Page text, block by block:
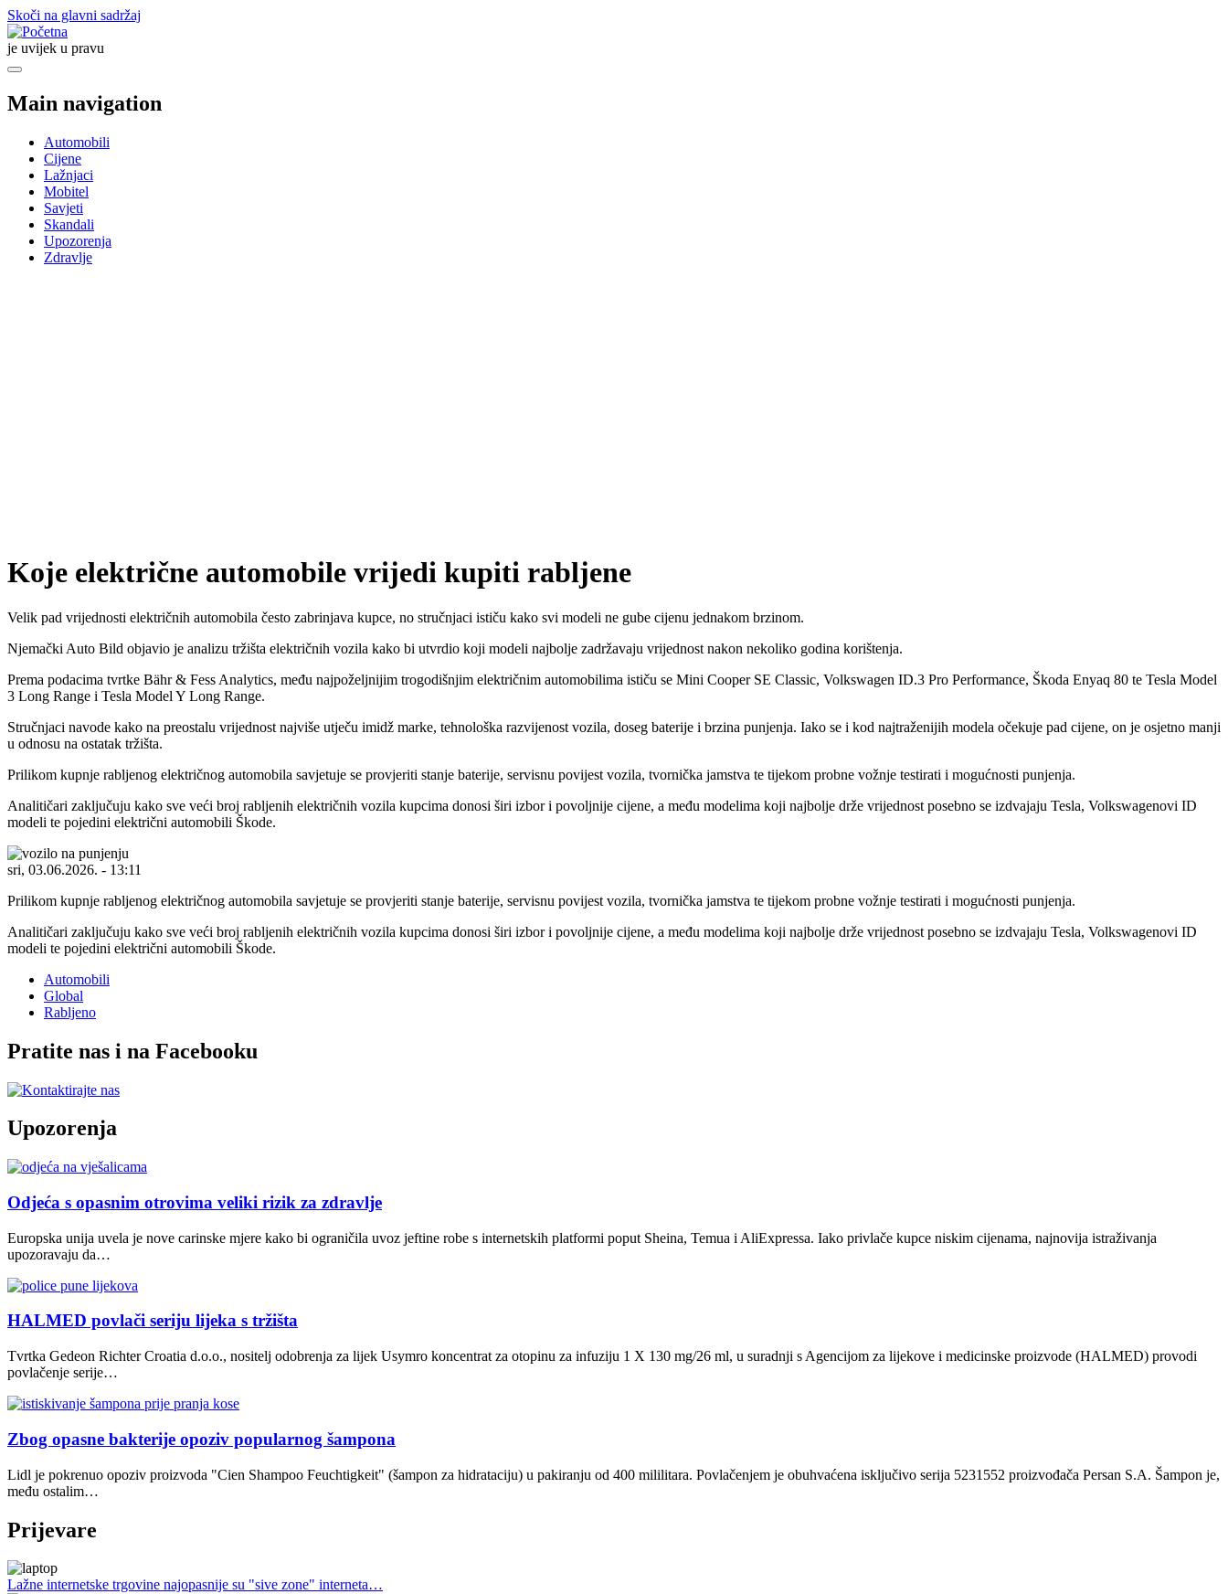
Skoči na glavni sadržaj
je uvijek u pravu
Main navigation
Automobili
Cijene
Lažnjaci
Mobitel
Savjeti
Skandali
Upozorenja
Zdravlje
Koje električne automobile vrijedi kupiti rabljene
Velik pad vrijednosti električnih automobila često zabrinjava kupce, no stručnjaci ističu kako svi modeli ne gube cijenu jednakom brzinom.
Njemački Auto Bild objavio je analizu tržišta električnih vozila kako bi utvrdio koji modeli najbolje zadržavaju vrijednost nakon nekoliko godina korištenja.
Prema podacima tvrtke Bähr & Fess Analytics, među najpoželjnijim trogodišnjim električnim automobilima ističu se Mini Cooper SE Classic, Volkswagen ID.3 Pro Performance, Škoda Enyaq 80 te Tesla Model
3 Long Range i Tesla Model Y Long Range.
Stručnjaci navode kako na preostalu vrijednost najviše utječu imidž marke, tehnološka razvijenost vozila, doseg baterije i brzina punjenja. Iako se i kod najtraženijih modela očekuje pad cijene, on je osjetno manji
u odnosu na ostatak tržišta.
Prilikom kupnje rabljenog električnog automobila savjetuje se provjeriti stanje baterije, servisnu povijest vozila, tvornička jamstva te tijekom probne vožnje testirati i mogućnosti punjenja.
Analitičari zaključuju kako sve veći broj rabljenih električnih vozila kupcima donosi širi izbor i povoljnije cijene, a među modelima koji najbolje drže vrijednost posebno se izdvajaju Tesla, Volkswagenovi ID
modeli te pojedini električni automobili Škode.
sri, 03.06.2026. - 13:11
Prilikom kupnje rabljenog električnog automobila savjetuje se provjeriti stanje baterije, servisnu povijest vozila, tvornička jamstva te tijekom probne vožnje testirati i mogućnosti punjenja.
Analitičari zaključuju kako sve veći broj rabljenih električnih vozila kupcima donosi širi izbor i povoljnije cijene, a među modelima koji najbolje drže vrijednost posebno se izdvajaju Tesla, Volkswagenovi ID
modeli te pojedini električni automobili Škode.
Automobili
Global
Rabljeno
Pratite nas i na Facebooku
Upozorenja
Odjeća s opasnim otrovima veliki rizik za zdravlje
Europska unija uvela je nove carinske mjere kako bi ograničila uvoz jeftine robe s internetskih platformi poput Sheina, Temua i AliExpressa. Iako privlače kupce niskim cijenama, najnovija istraživanja
upozoravaju da…
HALMED povlači seriju lijeka s tržišta
Tvrtka Gedeon Richter Croatia d.o.o., nositelj odobrenja za lijek Usymro koncentrat za otopinu za infuziju 1 X 130 mg/26 ml, u suradnji s Agencijom za lijekove i medicinske proizvode (HALMED) provodi
povlačenje serije…
Zbog opasne bakterije opoziv popularnog šampona
Lidl je pokrenuo opoziv proizvoda "Cien Shampoo Feuchtigkeit" (šampon za hidrataciju) u pakiranju od 400 mililitara. Povlačenjem je obuhvaćena isključivo serija 5231552 proizvođača Persan S.A. Šampon je,
među ostalim…
Prijevare
Lažne internetske trgovine najopasnije su "sive zone" interneta…